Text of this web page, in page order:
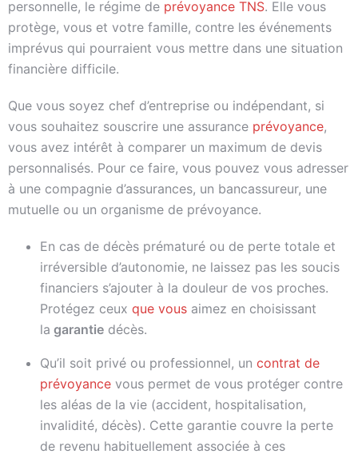
personnelle, le régime de prévoyance TNS. Elle vous
protège, vous et votre famille, contre les événements
imprévus qui pourraient vous mettre dans une situation
financière difficile.
Que vous soyez chef d’entreprise ou indépendant, si
vous souhaitez souscrire une assurance prévoyance,
vous avez intérêt à comparer un maximum de devis
personnalisés. Pour ce faire, vous pouvez vous adresser
à une compagnie d’assurances, un bancassureur, une
mutuelle ou un organisme de prévoyance.
En cas de décès prématuré ou de perte totale et
irréversible d’autonomie, ne laissez pas les soucis
financiers s’ajouter à la douleur de vos proches.
Protégez ceux que vous aimez en choisissant
la garantie décès.
Qu’il soit privé ou professionnel, un contrat de
prévoyance vous permet de vous protéger contre
les aléas de la vie (accident, hospitalisation,
invalidité, décès). Cette garantie couvre la perte
de revenu habituellement associée à ces